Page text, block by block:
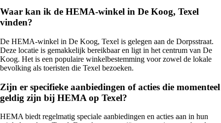
Waar kan ik de HEMA-winkel in De Koog, Texel
vinden?
De HEMA-winkel in De Koog, Texel is gelegen aan de Dorpsstraat.
Deze locatie is gemakkelijk bereikbaar en ligt in het centrum van De
Koog. Het is een populaire winkelbestemming voor zowel de lokale
bevolking als toeristen die Texel bezoeken.
Zijn er specifieke aanbiedingen of acties die momenteel
geldig zijn bij HEMA op Texel?
HEMA biedt regelmatig speciale aanbiedingen en acties aan in hun